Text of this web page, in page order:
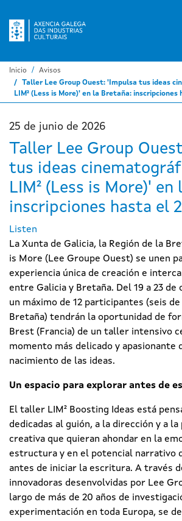
Inicio
Avisos
Taller Lee Group Ouest: 'Impulsa tus ideas
LIM² (Less is More)' en la Bretaña:
25 de junio de 2026
Taller Lee Group
tus ideas
LIM² (Less is More)' en
inscripciones hasta el
Listen
La Xunta de Galicia, la Región de la
is More (Lee Groupe Ouest) se unen
experiencia única de creación e
entre Galicia y Bretaña. Del 19 a 23 de
un máximo de 12 participantes (seis
Bretaña) tendrán la oportunidad de
Brest (Francia) de un taller intensivo
momento más delicado y apasionante
nacimiento de las ideas.
Un espacio para explorar antes de
El taller LIM² Boosting Ideas está
dedicadas al guión, a la dirección y a la
creativa que quieran ahondar en la
estructura y en el potencial narrativo
antes de iniciar la escritura. A través
innovadoras desenvolvidas por Lee
largo de más de 20 años de
experimentación en toda Europa, se